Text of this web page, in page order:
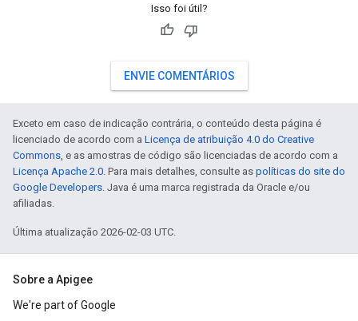
Isso foi útil?
ENVIE COMENTÁRIOS
Exceto em caso de indicação contrária, o conteúdo desta página é
licenciado de acordo com a Licença de atribuição 4.0 do Creative
Commons, e as amostras de código são licenciadas de acordo com a
Licença Apache 2.0. Para mais detalhes, consulte as políticas do site do
Google Developers. Java é uma marca registrada da Oracle e/ou
afiliadas.
Última atualização 2026-02-03 UTC.
Sobre a Apigee
We're part of Google